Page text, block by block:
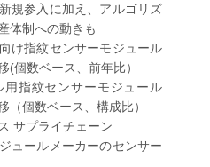
規参入に加え、アルゴリズ
体制への動きも
け指紋センサーモジュール
(個数ベース、前年比）
指紋センサーモジュール
（個数ベース、構成比）
サプライチェーン
ュールメーカーのセンサー